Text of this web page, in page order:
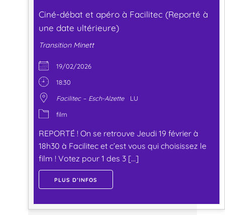
Ciné-débat et apéro à Facilitec (Reporté à
une date ultérieure)
Transition Minett
19/02/2026
18:30
Facilitec – Esch-Alzette
LU
film
REPORTÉ ! On se retrouve Jeudi 19 février à
18h30 à Facilitec et c’est vous qui choisissez le
film ! Votez pour 1 des 3 […]
PLUS D’INFOS